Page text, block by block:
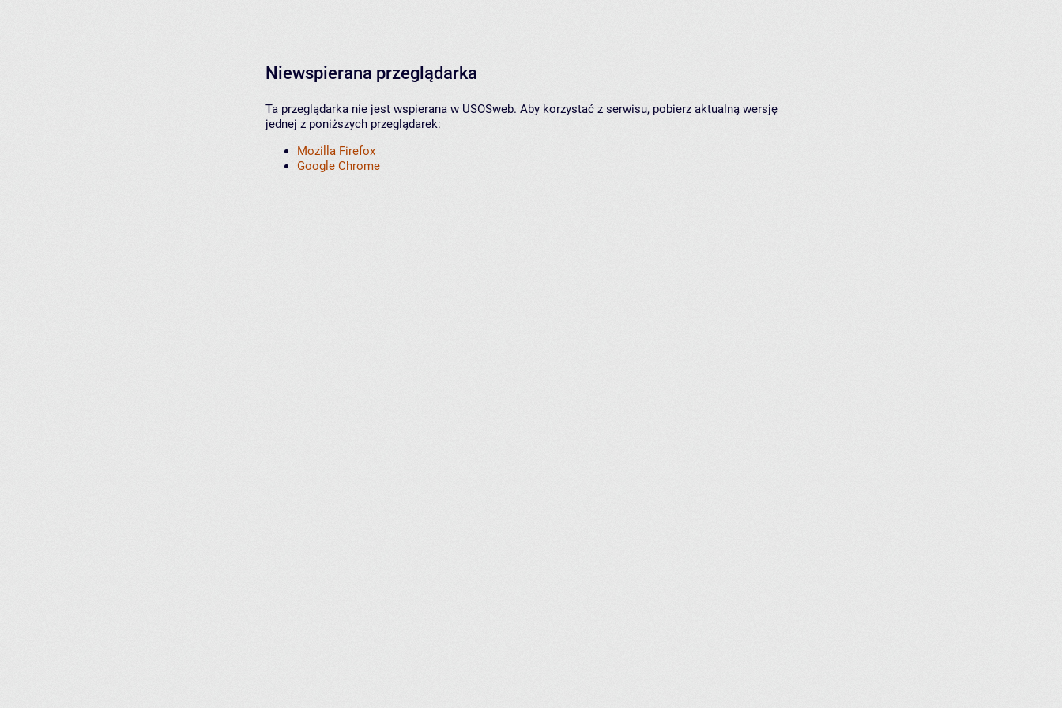
Niewspierana przeglądarka
Ta przeglądarka nie jest wspierana w USOSweb. Aby korzystać z serwisu, pobierz aktualną wersję
jednej z poniższych przeglądarek:
Mozilla Firefox
Google Chrome